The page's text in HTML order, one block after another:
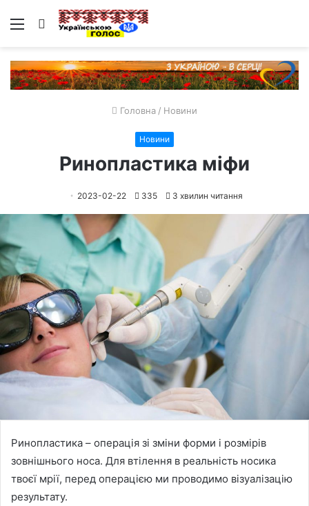
Меню Пошук
Головна / Новини
Новини
Ринопластика міфи
2023-02-22 335 3 хвилин читання
Ринопластика – операція зі зміни форми і розмірів
зовнішнього носа. Для втілення в реальність носика
твоєї мрії, перед операцією ми проводимо візуалізацію
результату.